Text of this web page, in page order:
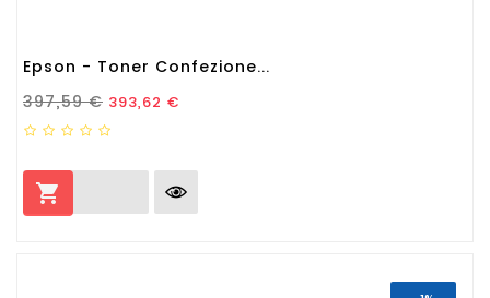
Epson - Toner Confezione...
Prezzo Standard
397,59 € Prezzo
393,62 €
